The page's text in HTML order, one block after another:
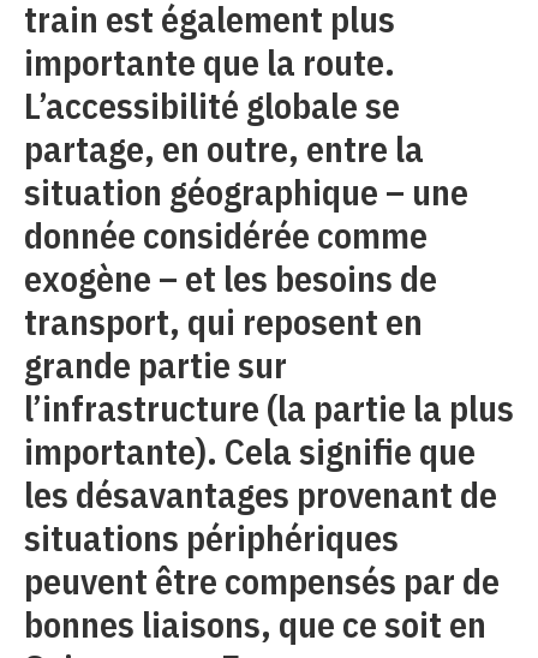
train est également plus
importante que la route.
L’accessibilité globale se
partage, en outre, entre la
situation géographique – une
donnée considérée comme
exogène – et les besoins de
transport, qui reposent en
grande partie sur
l’infrastructure (la partie la plus
importante). Cela signifie que
les désavantages provenant de
situations périphériques
peuvent être compensés par de
bonnes liaisons, que ce soit en